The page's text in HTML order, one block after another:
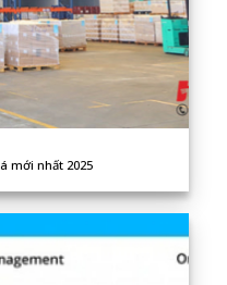
mới nhất 2025